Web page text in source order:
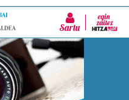
Sartu